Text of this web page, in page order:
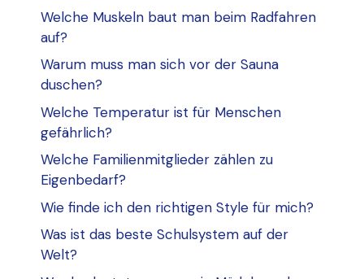
Welche Muskeln baut man beim Radfahren
auf?
Warum muss man sich vor der Sauna
duschen?
Welche Temperatur ist für Menschen
gefährlich?
Welche Familienmitglieder zählen zu
Eigenbedarf?
Wie finde ich den richtigen Style für mich?
Was ist das beste Schulsystem auf der
Welt?